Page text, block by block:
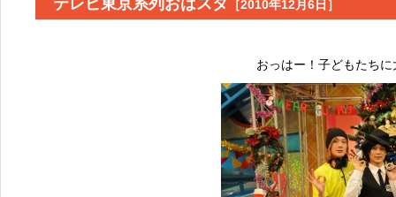
テレビ東京系列おはスタ ［2010年12月6日］
おっはー！子どもたち